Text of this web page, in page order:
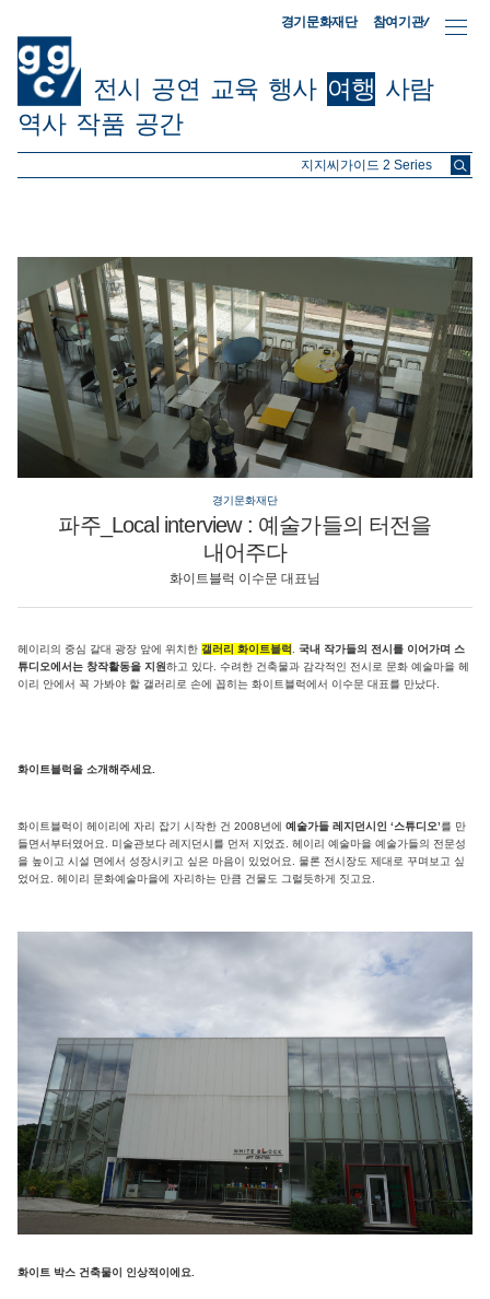
경기문화재단 참여기관/
전시 공연 교육 행사 여행 사람
역사 작품 공간
ggc/
경기문화재단
파주_Local interview : 예술가들의 터전을
내어주다
화이트블럭 이수문 대표님
헤이리의 중심 갈대 광장 앞에 위치한 갤러리 화이트블럭
국내 작가들의 전시를 이어가며 스
튜디오에서는 창작활동을 지원하고 있다. 수려한 건축물과 감각적인 전시로 문화 예술마을 헤
이리 안에서 꼭 가봐야 할 갤러리로 손에 꼽히는 화이트블럭에서 이수문 대표를 만났다.
화이트블럭을 소개해주세요.
화이트블럭이 헤이리에 자리 잡기 시작한 건 2008년에 예술가들 레지던시인 ‘스튜디오’를 만
들면서부터였어요. 미술관보다 레지던시를 먼저 지었죠. 헤이리 예술마을 예술가들의 전문성
을 높이고 시설 면에서 성장시키고 싶은 마음이 있었어요. 물론 전시장도 제대로 꾸며보고 싶
었어요. 헤이리 문화예술마을에 자리하는 만큼 건물도 그럴듯하게 짓고요.
화이트 박스 건축물이 인상적이에요.